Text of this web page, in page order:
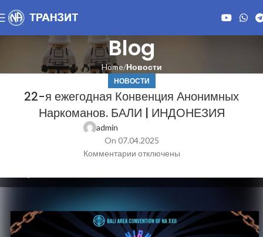
Blog
Home Новости
НОВОСТИ
22-я ежегодная Конвенция Анонимных
Наркоманов. БАЛИ | ИНДОНЕЗИЯ
admin
On 07.04.2025
Комментарии отключены